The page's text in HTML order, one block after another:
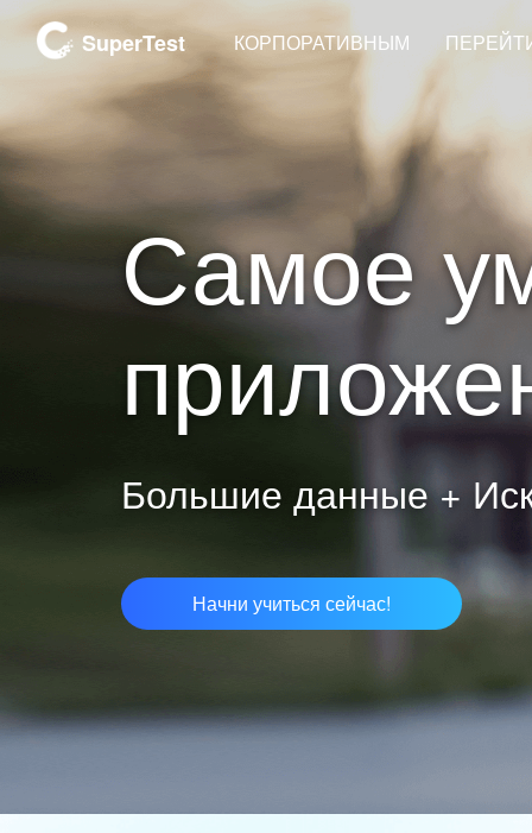
SuperTest КОРПОРАТИВНЫМ
Самое
Большие данные +
Начни учиться сейчас!